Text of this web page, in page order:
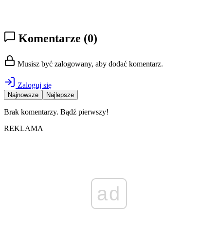
Komentarze (0)
Musisz być zalogowany, aby dodać komentarz.
Zaloguj się
Najnowsze Najlepsze
Brak komentarzy. Bądź pierwszy!
REKLAMA
ad